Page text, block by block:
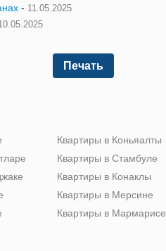
- 11.05.2025
Печать
Квартиры в Коньяалты
Квартиры в Стамбуле
Квартиры в Конаклы
Квартиры в Мерсине
Квартиры в Мармарисе